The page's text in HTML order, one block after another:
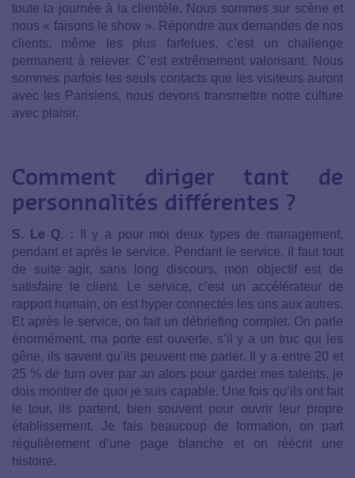
toute la journée à la clientèle. Nous sommes sur scène et
nous « faisons le show ». Répondre aux demandes de nos
clients, même les plus farfelues, c’est un challenge
permanent à relever. C’est extrêmement valorisant. Nous
sommes parfois les seuls contacts que les visiteurs auront
avec les Parisiens, nous devons transmettre notre culture
avec plaisir.
Comment diriger tant de
personnalités différentes ?
S. Le Q. : Il y a pour moi deux types de management,
pendant et après le service. Pendant le service, il faut tout
de suite agir, sans long discours, mon objectif est de
satisfaire le client. Le service, c’est un accélérateur de
rapport humain, on est hyper connectés les uns aux autres.
Et après le service, on fait un débriefing complet. On parle
énormément, ma porte est ouverte, s’il y a un truc qui les
gêne, ils savent qu’ils peuvent me parler. Il y a entre 20 et
25 % de turn over par an alors pour garder mes talents, je
dois montrer de quoi je suis capable. Une fois qu’ils ont fait
le tour, ils partent, bien souvent pour ouvrir leur propre
établissement. Je fais beaucoup de formation, on part
régulièrement d’une page blanche et on réécrit une
histoire.